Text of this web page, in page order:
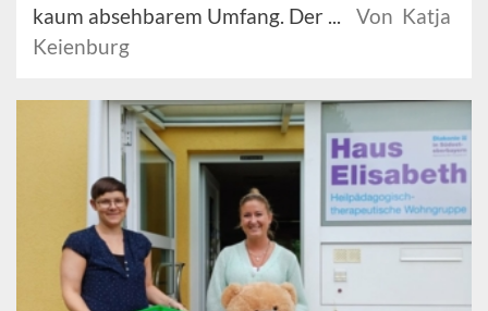
kaum absehbarem Umfang. Der ...
Von Katja
Keienburg